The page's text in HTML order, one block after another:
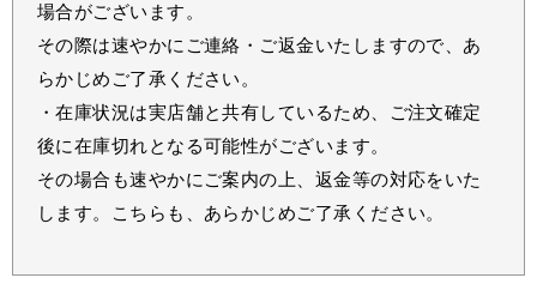
場合がございます。
その際は速やかにご連絡・ご返金いたしますので、あ
らかじめご了承ください。
・在庫状況は実店舗と共有しているため、ご注文確定
後に在庫切れとなる可能性がございます。
その場合も速やかにご案内の上、返金等の対応をいた
します。こちらも、あらかじめご了承ください。